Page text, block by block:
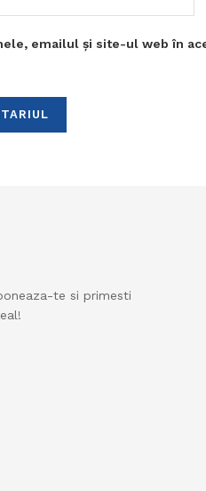
emailul și site-ul web în
te si primesti